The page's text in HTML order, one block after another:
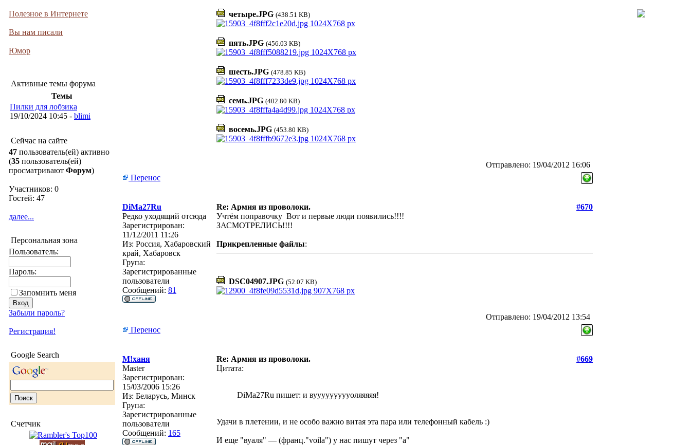
Полезное в Интернете
Вы нам писали
Юмор
Активные темы форума
Темы
Пилки для лобзика
19/10/2024 10:45 - blimi
Сейчас на сайте
47 пользователь(ей) активно
(35 пользователь(ей)
просматривают Форум)
Участников: 0
Гостей: 47
далее...
Персональная зона
Пользователь:
Пароль:
Запомнить меня
Забыли пароль?
Регистрация!
Google Search
Счетчик
четыре.JPG (438.51 KB)
пять.JPG (456.03 KB)
шесть.JPG (478.85 KB)
семь.JPG (402.80 KB)
восемь.JPG (453.80 KB)
Отправлено: 19/04/2012 16:06
Перенос
DiMa27Ru Re: Армия из проволоки.
#670
Редко уходящий отсюда
Зарегистрирован:
11/12/2011 11:26
Из: Россия, Хабаровский
край, Хабаровск
Група:
Зарегистрированные
пользователи
Сообщений: 81
Учтём поправочку Вот и первые люди появились!!!!
ЗАСМОТРЕЛИСЬ!!!!
Прикрепленные файлы:
DSC04907.JPG (52.07 KB)
Отправлено: 19/04/2012 13:54
Перенос
М!ханя Re: Армия из проволоки.
#669
Master
Зарегистрирован:
15/03/2006 15:26
Из: Беларусь, Минск
Група:
Зарегистрированные
пользователи
Сообщений: 165
Цитата:
DiMa27Ru пишет: и вуууууууууоляяяяя!
Удачи в плетении, и не особо важно витая эта пара или телефонный кабель :)
И еще "вуаля" — (франц."voila") у нас пишут через "а"